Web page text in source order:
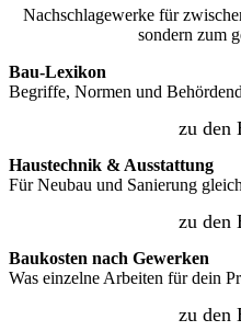
Nachschlagewerke für
sondern zum
Bau-Lexikon
Begriffe, Normen und
zu den
Haustechnik & Ausstattung
Für Neubau und Sanierung
zu den
Baukosten nach Gewerken
Was einzelne Arbeiten für dein
zu den